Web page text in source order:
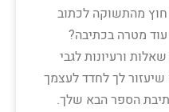
מהתשוקה לכתוב
מטרה בכתיבה?
ורעיונות לגבי
לך לחדד לעצמך
הספר הבא שלך.